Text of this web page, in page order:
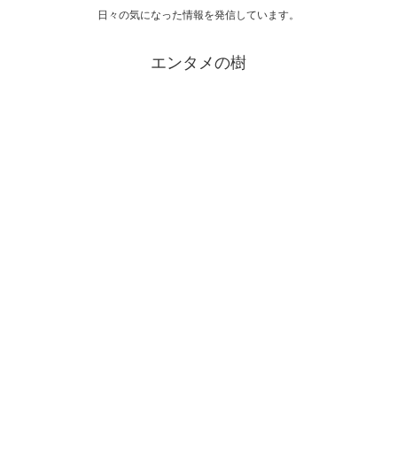
日々の気になった情報を発信しています。
エンタメの樹